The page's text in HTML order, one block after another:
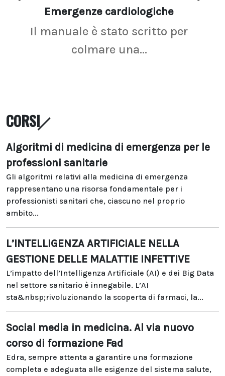
Emergenze cardiologiche
Il manuale è stato scritto per
colmare una...
CORSI
Algoritmi di medicina di emergenza per le
professioni sanitarie
Gli algoritmi relativi alla medicina di emergenza
rappresentano una risorsa fondamentale per i
professionisti sanitari che, ciascuno nel proprio
ambito...
L’INTELLIGENZA ARTIFICIALE NELLA
GESTIONE DELLE MALATTIE INFETTIVE
L’impatto dell’Intelligenza Artificiale (AI) e dei Big Data
nel settore sanitario è innegabile. L’AI
sta&nbsp;rivoluzionando la scoperta di farmaci, la...
Social media in medicina. Al via nuovo
corso di formazione Fad
Edra, sempre attenta a garantire una formazione
completa e adeguata alle esigenze del sistema salute,